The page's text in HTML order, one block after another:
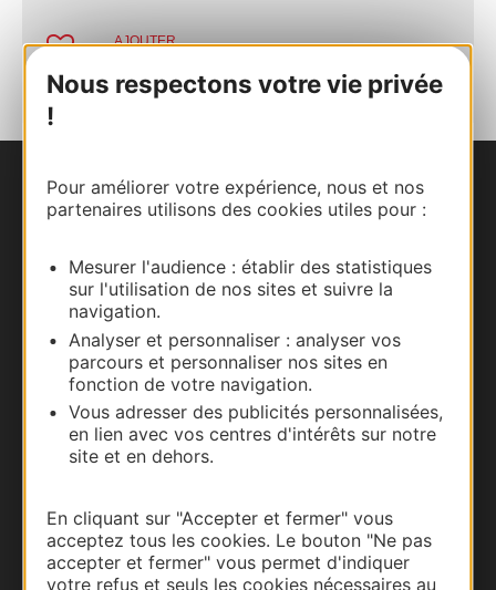
Nous respectons votre vie privée
!
Pour améliorer votre expérience, nous et nos
partenaires utilisons des cookies utiles pour :
Mesurer l'audience : établir des statistiques
sur l'utilisation de nos sites et suivre la
navigation.
Analyser et personnaliser : analyser vos
parcours et personnaliser nos sites en
fonction de votre navigation.
Vous adresser des publicités personnalisées,
en lien avec vos centres d'intérêts sur notre
site et en dehors.
En cliquant sur "Accepter et fermer" vous
acceptez tous les cookies. Le bouton "Ne pas
accepter et fermer" vous permet d'indiquer
votre refus et seuls les cookies nécessaires au
AJOUTER
Nous contacter
Documentation
Thermalisme